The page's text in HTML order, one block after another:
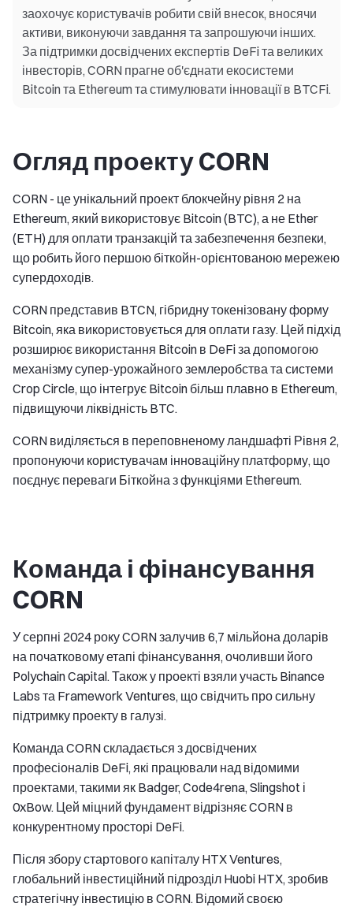
заохочує користувачів робити свій внесок, вносячи
активи, виконуючи завдання та запрошуючи інших.
За підтримки досвідчених експертів DeFi та великих
інвесторів, CORN прагне об'єднати екосистеми
Bitcoin та Ethereum та стимулювати інновації в BTCFi.
Огляд проекту CORN
CORN - це унікальний проект блокчейну рівня 2 на
Ethereum, який використовує Bitcoin (BTC), а не Ether
(ETH) для оплати транзакцій та забезпечення безпеки,
що робить його першою біткойн-орієнтованою мережею
супердоходів.
CORN представив BTCN, гібридну токенізовану форму
Bitcoin, яка використовується для оплати газу. Цей підхід
розширює використання Bitcoin в DeFi за допомогою
механізму супер-урожайного землеробства та системи
Crop Circle, що інтегрує Bitcoin більш плавно в Ethereum,
підвищуючи ліквідність BTC.
CORN виділяється в переповненому ландшафті Рівня 2,
пропонуючи користувачам інноваційну платформу, що
поєднує переваги Біткойна з функціями Ethereum.
Команда і фінансування
CORN
У серпні 2024 року CORN залучив 6,7 мільйона доларів
на початковому етапі фінансування, очоливши його
Polychain Capital. Також у проекті взяли участь Binance
Labs та Framework Ventures, що свідчить про сильну
підтримку проекту в галузі.
Команда CORN складається з досвідчених
професіоналів DeFi, які працювали над відомими
проектами, такими як Badger, Code4rena, Slingshot і
0xBow. Цей міцний фундамент відрізняє CORN в
конкурентному просторі DeFi.
Після збору стартового капіталу HTX Ventures,
глобальний інвестиційний підрозділ Huobi HTX, зробив
стратегічну інвестицію в CORN. Відомий своєю